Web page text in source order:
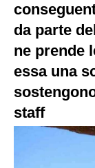
da parte
ne prende
essa una
staff